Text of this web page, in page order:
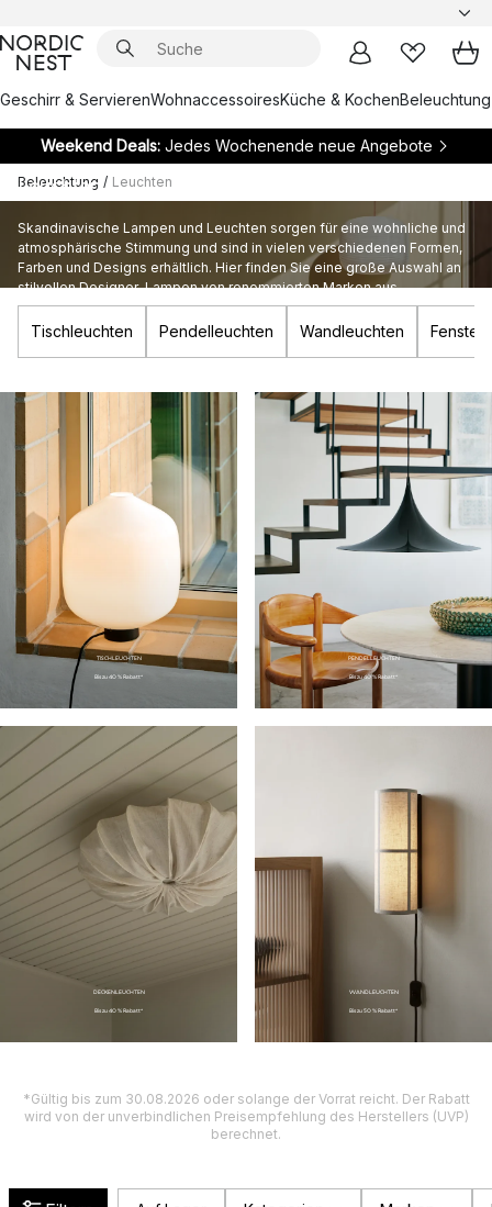
Geschirr & ServierenWohnaccessoiresKüche & KochenBeleuchtung
Weekend Deals:Jedes Wochenende neue Angebote
Beleuchtung / Leuchten
Leuchten
Skandinavische Lampen und Leuchten sorgen für eine wohnliche und
atmosphärische Stimmung und sind in vielen verschiedenen Formen,
Farben und Designs erhältlich. Hier finden Sie eine große Auswahl an
stilvollen Designer-Lampen von renommierten Marken aus
Skandinavien.
Tischleuchten Pendelleuchten Wandleuchten
TISCHLEUCHTEN
Bis zu 40 % Rabatt*
PENDELLEUCHTEN
Bis zu 40 % Rabatt*
DECKENLEUCHTEN
Bis zu 40 % Rabatt*
WANDLEUCHTEN
Bis zu 50 % Rabatt*
*Gültig bis zum 30.08.2026 oder solange der Vorrat reicht. Der Rabatt
wird von der unverbindlichen Preisempfehlung des Herstellers (UVP)
berechnet.